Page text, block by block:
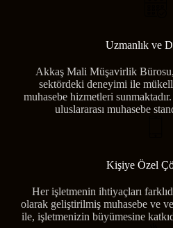
Uzmanlık ve
Akkaş Mali Müşavirlik Bürosu,
sektördeki deneyimi ile
muhasebe hizmetleri
uluslararası muhasebe
Kişiye Özel
Her işletmenin ihtiyaçları
olarak geliştirilmiş muhasebe ve
ile, işletmenizin büyümesine